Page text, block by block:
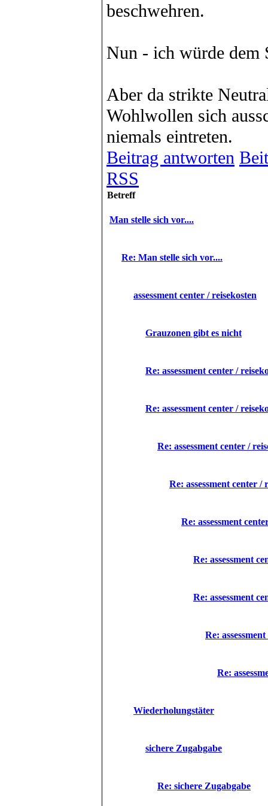
beschwehren.
Nun - ich würde dem
Aber da strikte
Wohlwollen sich
niemals eintreten.
Beitrag antworten
RSS
Betreff
Man stelle sich vor....
Re: Man stelle sich vor....
assessment center / reisekosten
Grauzonen gibt es nicht
Re: assessment center /
Re: assessment center /
Re: assessment center /
Re: assessment center /
Re: assessment
Re: assessment
Re: assessment
Re:
Re:
Wiederholungstäter
sichere Zugabgabe
Re: sichere Zugabgabe